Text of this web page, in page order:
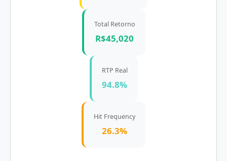
Total Retorno
R$45,020
RTP Real
94.8%
Hit Frequency
26.3%